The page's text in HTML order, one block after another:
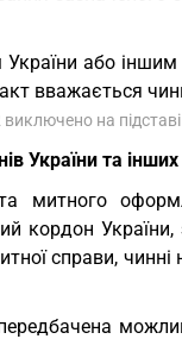
або
вважається
на
України та
митного
кордон
справи,